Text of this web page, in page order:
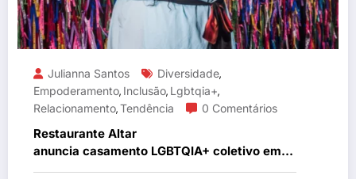
Julianna Santos Diversidade,
Empoderamento, Inclusão, Lgbtqia+,
Relacionamento,Tendência 0 Comentários
Restaurante Altar
anuncia casamento LGBTQIA+ coletivo em
São Paulo